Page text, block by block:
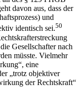
davon aus, dass der
und
identisch sei.50
Gesellschafter nach
müsste. Vielmehr
eine
„trotz objektiver
der Rechtskraft“